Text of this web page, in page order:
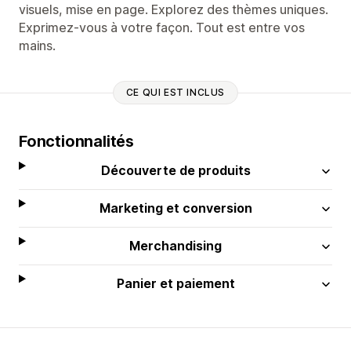
visuels, mise en page. Explorez des thèmes uniques.
Exprimez-vous à votre façon. Tout est entre vos
mains.
CE QUI EST INCLUS
Fonctionnalités
Découverte de produits
Marketing et conversion
Merchandising
Panier et paiement